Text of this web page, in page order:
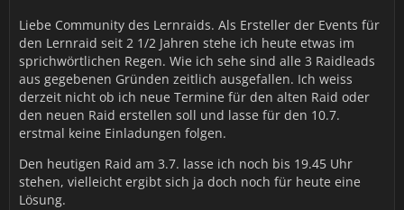
Liebe Community des Lernraids. Als Ersteller der Events für
den Lernraid seit 2 1/2 Jahren stehe ich heute etwas im
sprichwörtlichen Regen. Wie ich sehe sind alle 3 Raidleads
aus gegebenen Gründen zeitlich ausgefallen. Ich weiss
derzeit nicht ob ich neue Termine für den alten Raid oder
den neuen Raid erstellen soll und lasse für den 10.7.
erstmal keine Einladungen folgen.
Den heutigen Raid am 3.7. lasse ich noch bis 19.45 Uhr
stehen, vielleicht ergibt sich ja doch noch für heute eine
Lösung.